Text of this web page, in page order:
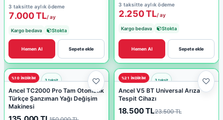
3 taksitte aylık ödeme
7.000 TL/ ay
Kargo bedava Stokta
Sepete ekle
Hemen Al
3 taksitte aylık ödeme
2.250 TL/ ay
Kargo bedava Stokta
Sepete ekle
Hemen Al
%10 INDIRIM
Ancel TC2000 Pro Tam Otomatik
Türkçe Şanzıman Yağı Değişim
Makinesi
%21 INDIRIM
Ancel V5 BT Universal Arıza
Tespit Cihazı
18.500 TL23.500 TL